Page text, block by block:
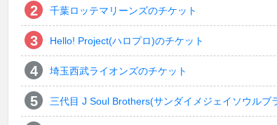
千葉ロッテマリーンズのチケット
Hello! Project(ハロプロ)のチケット
埼玉西武ライオンズのチケット
三代目 J Soul Brothers(サンダイメジェイソウルブ